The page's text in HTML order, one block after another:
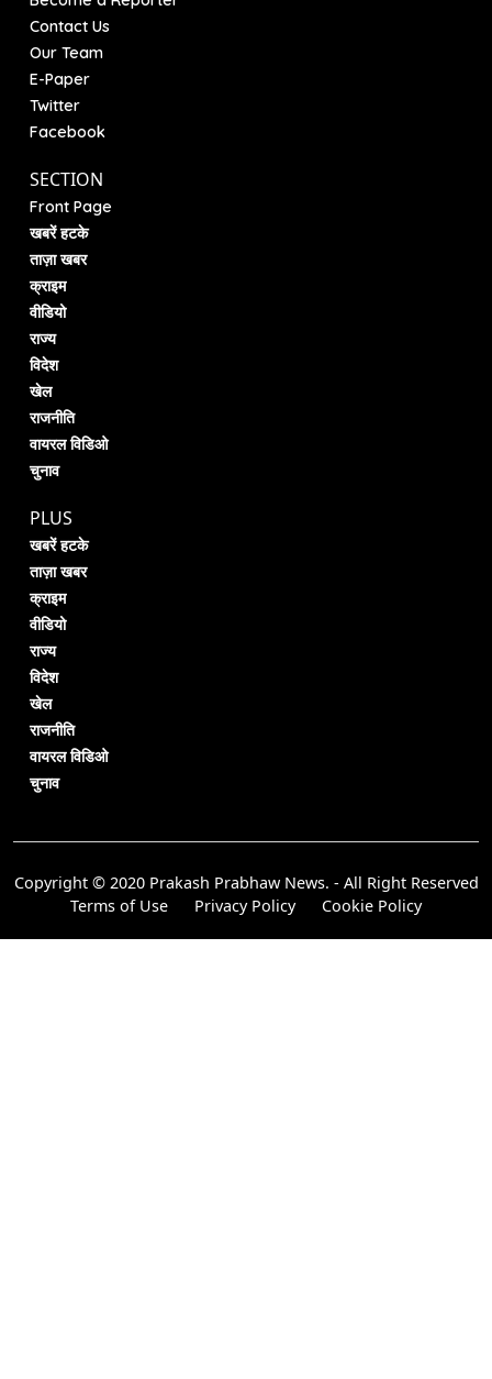
Contact Us
Our Team
E-Paper
Twitter
Facebook
SECTION
Front Page
खबरें हटके
ताज़ा खबर
क्राइम
वीडियो
राज्य
विदेश
खेल
राजनीति
वायरल विडिओ
चुनाव
PLUS
खबरें हटके
ताज़ा खबर
क्राइम
वीडियो
राज्य
विदेश
खेल
राजनीति
वायरल विडिओ
चुनाव
Copyright © 2020 Prakash Prabhaw News. - All Right Reserved
Terms of Use
Privacy Policy Cookie Policy